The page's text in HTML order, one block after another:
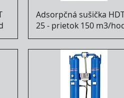
Adsorpčná sušička
25 - prietok 150 m3/